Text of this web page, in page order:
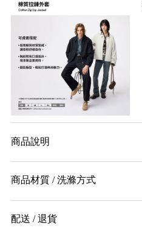
商品說明
商品材質 / 洗滌方式
配送 / 退貨